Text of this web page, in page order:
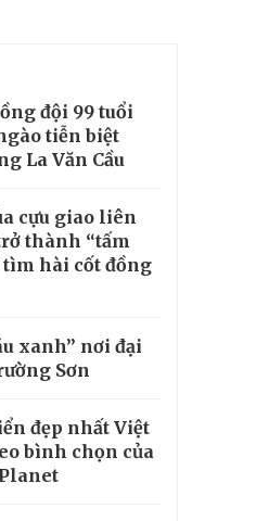
đội 99 tuổi
tiễn biệt
La Văn Cầu
cựu giao liên
thành “tấm
tìm hài cốt đồng
xanh” nơi đại
Sơn
đẹp nhất Việt
bình chọn của